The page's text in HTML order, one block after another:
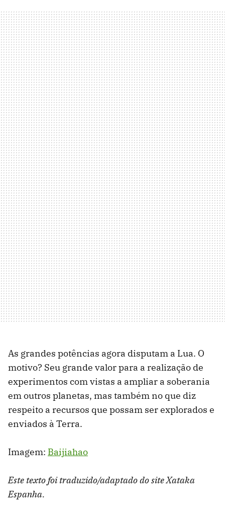
As grandes potências agora disputam a Lua. O
motivo? Seu grande valor para a realização de
experimentos com vistas a ampliar a soberania
em outros planetas, mas também no que diz
respeito a recursos que possam ser explorados e
enviados à Terra.
Imagem: Baijiahao
Este texto foi traduzido/adaptado do site Xataka
Espanha.